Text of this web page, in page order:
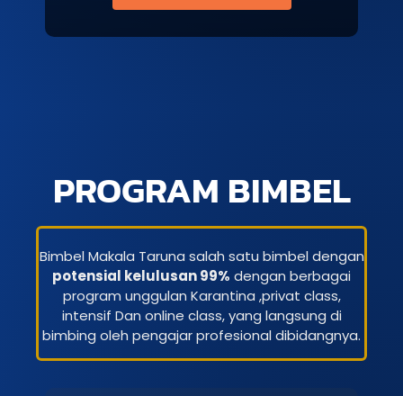
PROGRAM BIMBEL
Bimbel Makala Taruna salah satu bimbel dengan
potensial kelulusan 99% dengan berbagai
program unggulan Karantina ,privat class,
intensif Dan online class, yang langsung di
bimbing oleh pengajar profesional dibidangnya.